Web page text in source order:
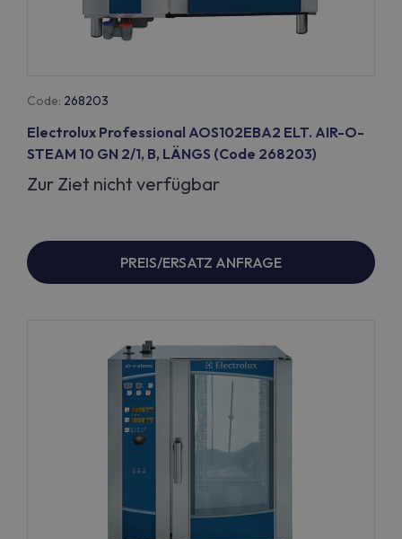
Code: 268203
Electrolux Professional AOS102EBA2 ELT. AIR-O-
STEAM 10 GN 2/1, B, LÄNGS (Code 268203)
Zur Ziet nicht verfügbar
PREIS/ERSATZ ANFRAGE